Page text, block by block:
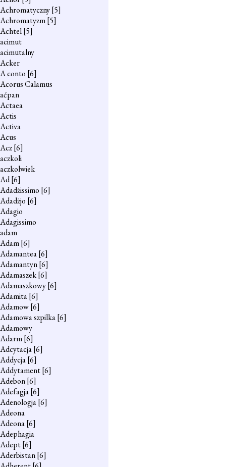
Achromatyczny[5]
Achromatyzm[5]
Achtel[5]
acimut
acimutalny
Acker
A conto [6]
Acorus Calamus
aćpan
Actaea
Actis
Activa
Acus
Acz[6]
aczkoli
aczkolwiek
Ad[6]
Adadżissimo [6]
Adadżjo [6]
Adagio
Adagissimo
adam
Adam[6]
Adamantea[6]
Adamantyn[6]
Adamaszek[6]
Adamaszkowy[6]
Adamita[6]
Adamow[6]
Adamowa szpilka[6]
Adamowy
Adarm[6]
Adcytacja[6]
Addycja[6]
Addytament[6]
Adebon[6]
Adefagja[6]
Adenologja[6]
Adeona
Adeona[6]
Adephagia
Adept[6]
Aderbistan[6]